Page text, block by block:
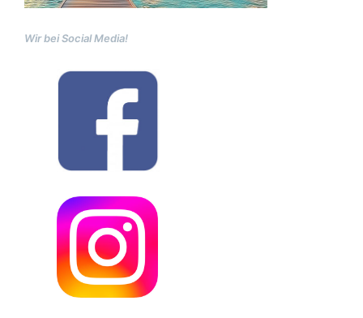
Wir bei Social Media!